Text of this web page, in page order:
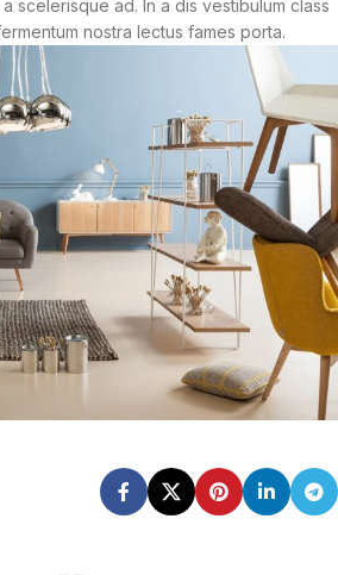
scelerisque ad. In a dis vestibulum class
nostra lectus fames porta.